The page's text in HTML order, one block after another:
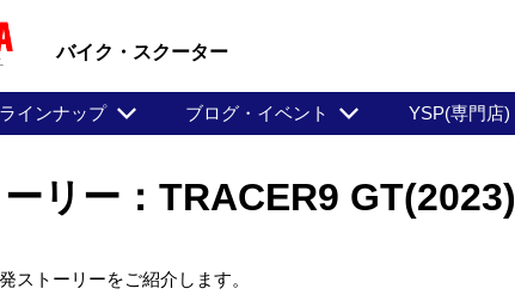
バイク・スクーター
ラインナップ ブログ・イベント YSP(専門店)
リー：TRACER9 GT(2023)
ストーリーをご紹介します。